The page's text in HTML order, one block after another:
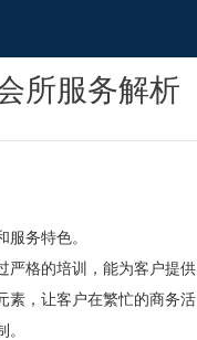
所服务解析
务特色。
严格的培训，能为客户提供
素，让客户在繁忙的商务活